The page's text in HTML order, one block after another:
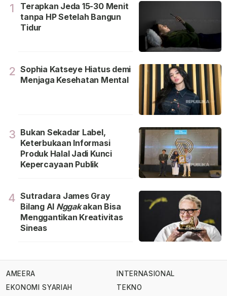
1
Terapkan Jeda 15-30 Menit
tanpa HP Setelah Bangun
Tidur
2 Sophia Katseye Hiatus demi
Menjaga Kesehatan Mental
3 Bukan Sekadar Label,
Keterbukaan Informasi
Produk Halal Jadi Kunci
Kepercayaan Publik
4 Sutradara James Gray
Bilang Al Nggakakan Bisa
Menggantikan Kreativitas
Sineas
AMEERA
EKONOMI SYARIAH
INTERNASIONAL
TEKNO